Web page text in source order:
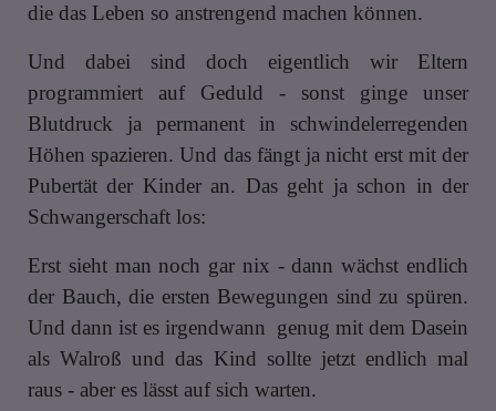
die das Leben so anstrengend machen können.
Und dabei sind doch eigentlich wir Eltern
programmiert auf Geduld - sonst ginge unser
Blutdruck ja permanent in schwindelerregenden
Höhen spazieren. Und das fängt ja nicht erst mit der
Pubertät der Kinder an. Das geht ja schon in der
Schwangerschaft los:
Erst sieht man noch gar nix - dann wächst endlich
der Bauch, die ersten Bewegungen sind zu spüren.
Und dann ist es irgendwann genug mit dem Dasein
als Walroß und das Kind sollte jetzt endlich mal
raus - aber es lässt auf sich warten.